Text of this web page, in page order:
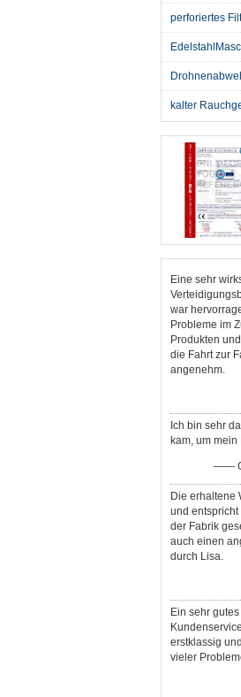
perforiertes
kalter
Eine sehr
war
Probleme im
Produkten
die Fahrt zur
angenehm.
Ich bin sehr
kam, um
——
Die erhaltene
und
der Fabrik
auch einen
durch Lisa.
Ein sehr
erstklassig
vieler